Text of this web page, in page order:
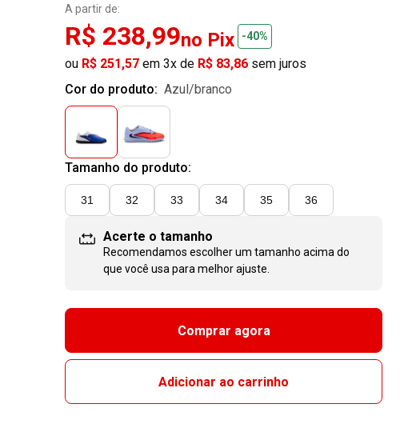
A partir de:
R$ 238,99no Pix -40%
ou R$ 251,57 em 3x de R$ 83,86 sem juros
Cor do produto:
azul/branco
Tamanho do produto:
31 32 33 34 35 36
Acerte o tamanho
Recomendamos escolher um tamanhoacima do
que você usa para melhor ajuste.
Comprar agora
Adicionar ao carrinho